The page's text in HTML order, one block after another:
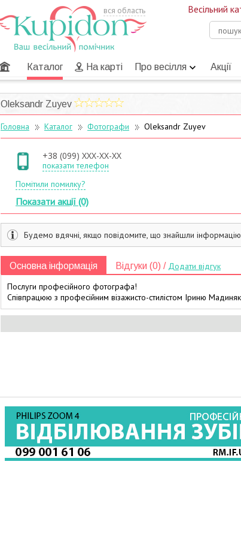
Весільний
вся область
Каталог На карті Про весілля Акції
Oleksandr Zuyev
Головна Каталог Фотографи Oleksandr Zuyev
+38 (099) XXX-XX-XX
показати телефон
Помітили помилку?
Показати акції (0)
Будемо вдячні, якщо повідомите, що знайшли
Основна інформація Відгуки (0) / Додати відгук
Послуги професійного фотографа!
Співпрацюю з професійним візажисто-стилістом Іриню